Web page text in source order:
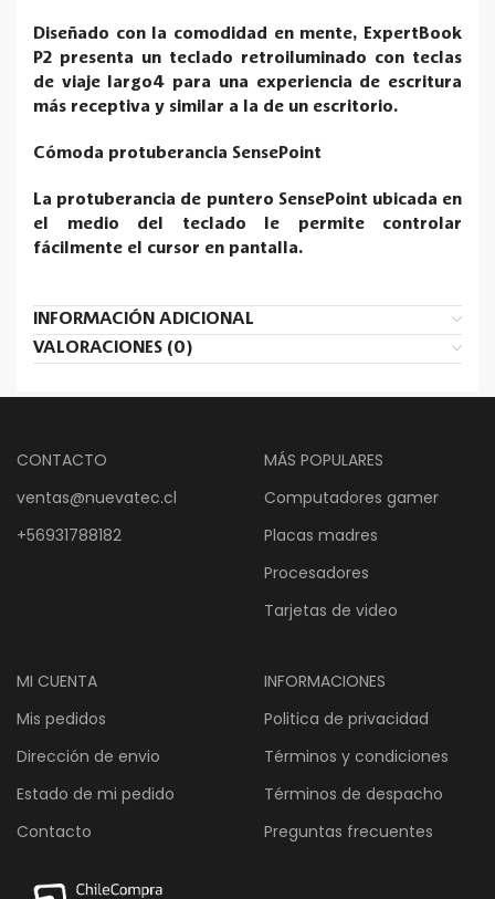
Diseñado con la comodidad en mente, ExpertBook
P2 presenta un teclado retroiluminado con teclas
de viaje largo4 para una experiencia de escritura
más receptiva y similar a la de un escritorio.
Cómoda protuberancia SensePoint
La protuberancia de puntero SensePoint ubicada en
el medio del teclado le permite controlar
fácilmente el cursor en pantalla.
INFORMACIÓN ADICIONAL
VALORACIONES (0)
CONTACTO
ventas@nuevatec.cl
+56931788182
MÁS POPULARES
Computadores gamer
Placas madres
Procesadores
Tarjetas de video
MI CUENTA
Mis pedidos
Dirección de envio
Estado de mi pedido
Contacto
INFORMACIONES
Politica de privacidad
Términos y condiciones
Términos de despacho
Preguntas frecuentes